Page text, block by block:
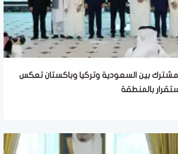
بين السعودية وتركيا وباكستان تعكس
بالمنطقة